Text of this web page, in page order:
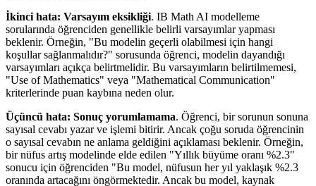
İkinci hata: Varsayım eksikliği. IB Math AI modelleme
sorularında öğrenciden genellikle belirli varsayımlar yapması
beklenir. Örneğin, "Bu modelin geçerli olabilmesi için hangi
koşullar sağlanmalıdır?" sorusunda öğrenci, modelin dayandığı
varsayımları açıkça belirtmelidir. Bu varsayımların belirtilmemesi,
"Use of Mathematics" veya "Mathematical Communication"
kriterlerinde puan kaybına neden olur.
Üçüncü hata: Sonuç yorumlamama. Öğrenci, bir sorunun sonuna
sayısal cevabı yazar ve işlemi bitirir. Ancak çoğu soruda öğrencinin
o sayısal cevabın ne anlama geldiğini açıklaması beklenir. Örneğin,
bir nüfus artış modelinde elde edilen "Yıllık büyüme oranı %2.3"
sonucu için öğrenciden "Bu model, nüfusun her yıl yaklaşık %2.3
oranında artacağını öngörmektedir. Ancak bu model, kaynak